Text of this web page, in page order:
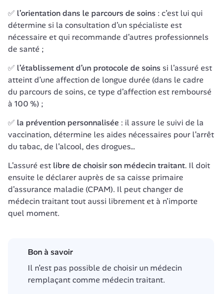
✅ l’orientation dans le parcours de soins : c’est lui qui
détermine si la consultation d’un spécialiste est
nécessaire et qui recommande d’autres professionnels
de santé ;
✅ l’établissement d’un protocole de soins si l’assuré est
atteint d’une affection de longue durée (dans le cadre
du parcours de soins, ce type d’affection est remboursé
à 100 %) ;
✅ la prévention personnalisée : il assure le suivi de la
vaccination, détermine les aides nécessaires pour l’arrêt
du tabac, de l’alcool, des drogues…
L’assuré est libre de choisir son médecin traitant. Il doit
ensuite le déclarer auprès de sa caisse primaire
d’assurance maladie (CPAM). Il peut changer de
médecin traitant tout aussi librement et à n’importe
quel moment.
Bon à savoir
Il n’est pas possible de choisir un médecin
remplaçant comme médecin traitant.